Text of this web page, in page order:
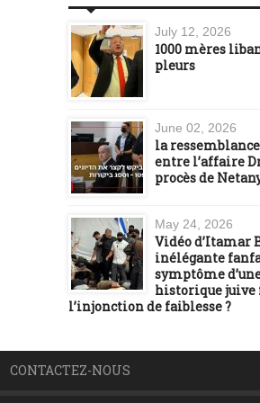
July 12, 2026
1000 mères
pleurs
June 02, 2026
la
entre l’affaire
procès de
May 24, 2026
Vidéo d’Itamar
inélégante
symptôme
historique juive
l’injonction de faiblesse ?
CONTACTEZ-NOUS